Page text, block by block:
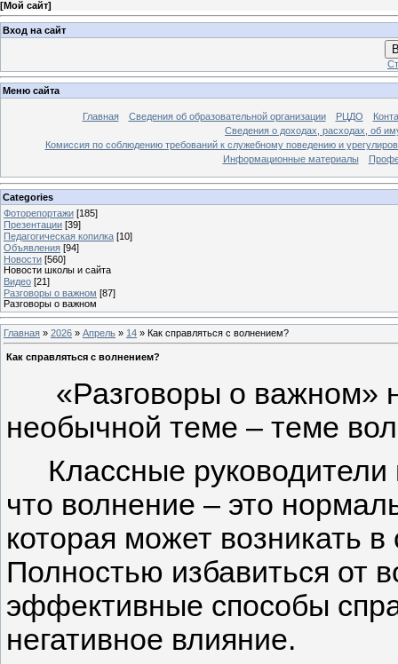
[Мой сайт]
Вход на сайт
Меню сайта
Главная Сведения об образовательной организации РЦДО
Сведения о доходах, расходах, об
Комиссия по соблюдению требований к служебному поведению и
Информационные материалы
Categories
Фоторепортажи [185]
Презентации [39]
Педагогическая копилка [10]
Объявления [94]
Новости [560]
Новости школы и сайта
Видео [21]
Разговоры о важном [87]
Разговоры о важном
Главная » 2026 » Апрель » 14 » Как справляться с волнением?
Как справляться с волнением?
«Разговоры о важном»
необычной теме – теме
Классные
что волнение – это
которая может возникать
Полностью избавиться от
эффективные способы
негативное влияние.